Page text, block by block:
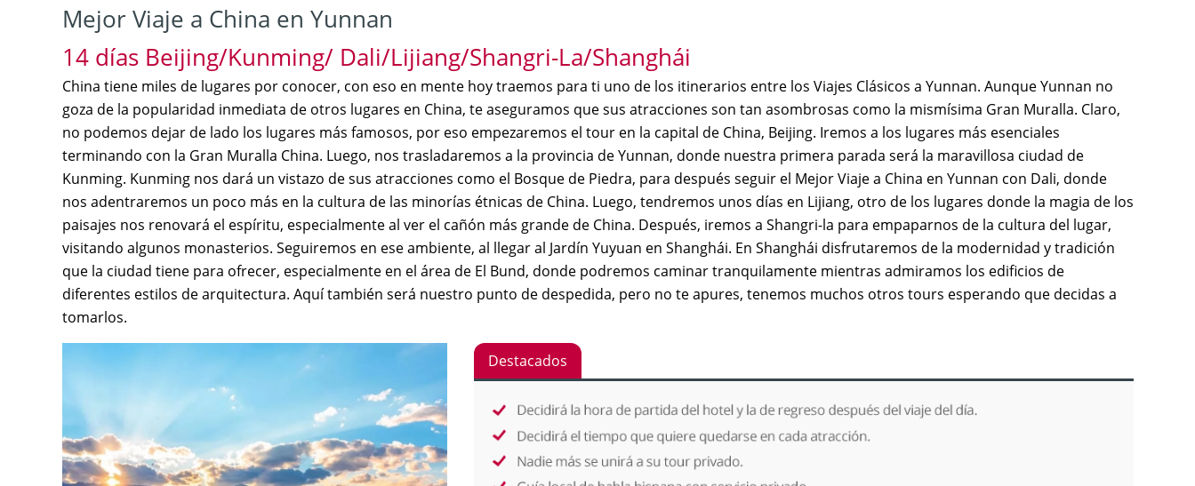
Mejor Viaje a China en Yunnan
14 días Beijing/Kunming/ Dali/Lijiang/Shangri-La/Shanghái
China tiene miles de lugares por conocer, con eso en mente hoy traemos para ti uno de los itinerarios entre los Viajes Clásicos a Yunnan. Aunque Yunnan no
goza de la popularidad inmediata de otros lugares en China, te aseguramos que sus atracciones son tan asombrosas como la mismísima Gran Muralla. Claro,
no podemos dejar de lado los lugares más famosos, por eso empezaremos el tour en la capital de China, Beijing. Iremos a los lugares más esenciales
terminando con la Gran Muralla China. Luego, nos trasladaremos a la provincia de Yunnan, donde nuestra primera parada será la maravillosa ciudad de
Kunming. Kunming nos dará un vistazo de sus atracciones como el Bosque de Piedra, para después seguir el Mejor Viaje a China en Yunnan con Dali, donde
nos adentraremos un poco más en la cultura de las minorías étnicas de China. Luego, tendremos unos días en Lijiang, otro de los lugares donde la magia de los
paisajes nos renovará el espíritu, especialmente al ver el cañón más grande de China. Después, iremos a Shangri-la para empaparnos de la cultura del lugar,
visitando algunos monasterios. Seguiremos en ese ambiente, al llegar al Jardín Yuyuan en Shanghái. En Shanghái disfrutaremos de la modernidad y tradición
que la ciudad tiene para ofrecer, especialmente en el área de El Bund, donde podremos caminar tranquilamente mientras admiramos los edificios de
diferentes estilos de arquitectura. Aquí también será nuestro punto de despedida, pero no te apures, tenemos muchos otros tours esperando que decidas a
tomarlos.
Destacados